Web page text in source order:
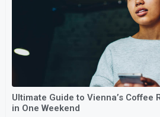
Ultimate Guide to Vienna’s Coffee
in One Weekend